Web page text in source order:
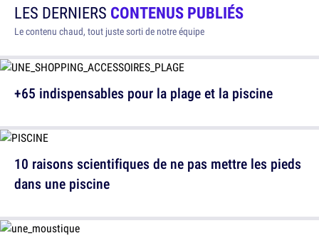
LES DERNIERS CONTENUS PUBLIÉS
Le contenu chaud, tout juste sorti de notre équipe
+65 indispensables pour la plage et la piscine
10 raisons scientifiques de ne pas mettre les pieds
dans une piscine